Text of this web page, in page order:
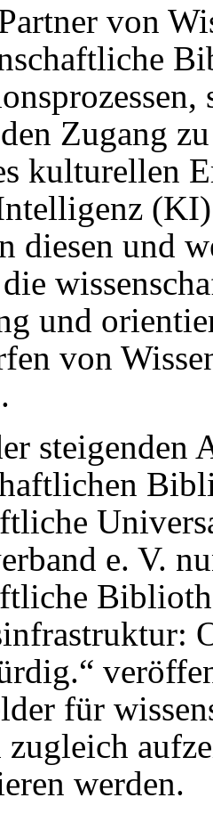
von
Zugang
kulturellen
diesen und
und
von
steigenden
e. V.
für
zugleich
werden.